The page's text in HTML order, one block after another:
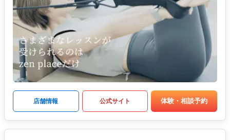
店舗情報 公式サイト 体験・相談予約